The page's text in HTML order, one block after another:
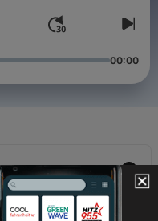
00:00